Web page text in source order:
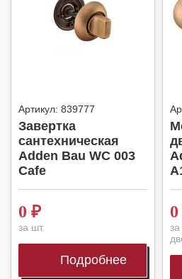
Артикул: 839777
Завертка
сантехническая
Adden Bau WC 003
Cafe
0 ₽
за шт.
Подробнее
0